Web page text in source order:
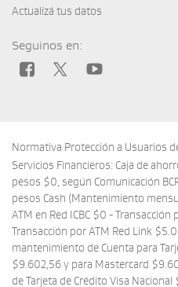
Actualizá tus datos
Seguinos en:
Normativa Protección a Usuarios
Servicios Financieros: Caja de
pesos $0, según Comunicación
pesos Cash (Mantenimiento
ATM en Red ICBC $0 -
Transacción por ATM Red Link
mantenimiento de Cuenta para
$9.602,56 y para Mastercard
de Tarjeta de Crédito Visa Nacional